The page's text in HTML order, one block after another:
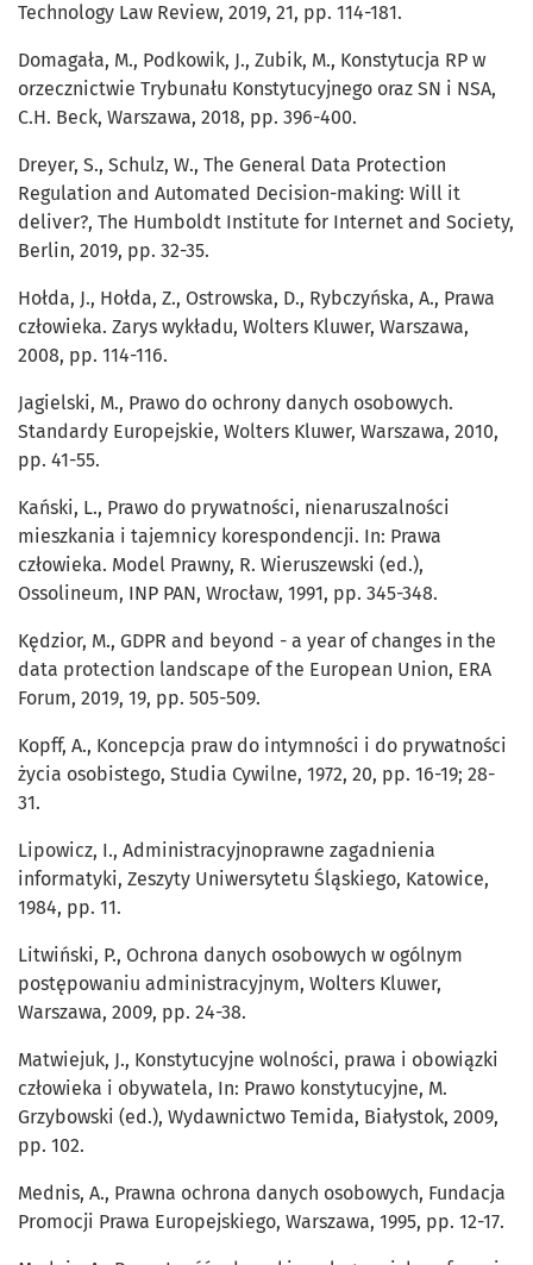
Technology Law Review, 2019, 21, pp. 114-181.
Domagała, M., Podkowik, J., Zubik, M., Konstytucja RP w
orzecznictwie Trybunału Konstytucyjnego oraz SN i NSA,
C.H. Beck, Warszawa, 2018, pp. 396-400.
Dreyer, S., Schulz, W., The General Data Protection
Regulation and Automated Decision-making: Will it
deliver?, The Humboldt Institute for Internet and Society,
Berlin, 2019, pp. 32-35.
Hołda, J., Hołda, Z., Ostrowska, D., Rybczyńska, A., Prawa
człowieka. Zarys wykładu, Wolters Kluwer, Warszawa,
2008, pp. 114-116.
Jagielski, M., Prawo do ochrony danych osobowych.
Standardy Europejskie, Wolters Kluwer, Warszawa, 2010,
pp. 41-55.
Kański, L., Prawo do prywatności, nienaruszalności
mieszkania i tajemnicy korespondencji. In: Prawa
człowieka. Model Prawny, R. Wieruszewski (ed.),
Ossolineum, INP PAN, Wrocław, 1991, pp. 345-348.
Kędzior, M., GDPR and beyond - a year of changes in the
data protection landscape of the European Union, ERA
Forum, 2019, 19, pp. 505-509.
Kopff, A., Koncepcja praw do intymności i do prywatności
życia osobistego, Studia Cywilne, 1972, 20, pp. 16-19; 28-
31.
Lipowicz, I., Administracyjnoprawne zagadnienia
informatyki, Zeszyty Uniwersytetu Śląskiego, Katowice,
1984, pp. 11.
Litwiński, P., Ochrona danych osobowych w ogólnym
postępowaniu administracyjnym, Wolters Kluwer,
Warszawa, 2009, pp. 24-38.
Matwiejuk, J., Konstytucyjne wolności, prawa i obowiązki
człowieka i obywatela, In: Prawo konstytucyjne, M.
Grzybowski (ed.), Wydawnictwo Temida, Białystok, 2009,
pp. 102.
Mednis, A., Prawna ochrona danych osobowych, Fundacja
Promocji Prawa Europejskiego, Warszawa, 1995, pp. 12-17.